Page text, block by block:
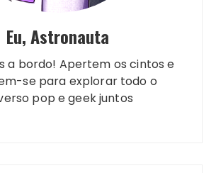
Eu, Astronauta
a bordo! Apertem os cintos e
se para explorar todo o
pop e geek juntos